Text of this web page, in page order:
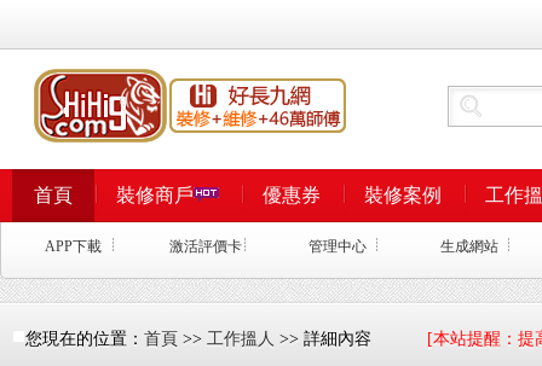
首頁 裝修商戶 優惠券 裝修案例 工作
APP下載 激活評價卡 管理中心 生成網站
您現在的位置： 首頁 >> 工作搵人 >> 詳細內容 [本站提醒：提